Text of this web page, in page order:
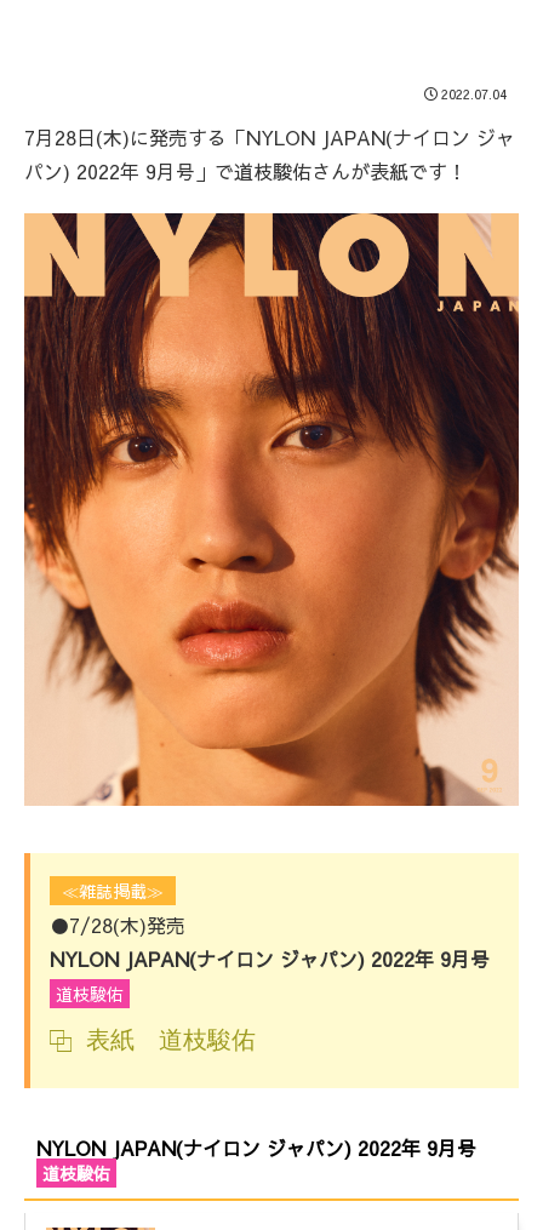
2022.07.04
7月28日(木)に発売する「NYLON JAPAN(ナイロン ジャ
パン) 2022年 9月号」で道枝駿佑さんが表紙です！
≪雑誌掲載≫
●7/28(木)発売
NYLON JAPAN(ナイロン ジャパン) 2022年 9月号
道枝駿佑
表紙 道枝駿佑
NYLON JAPAN(ナイロン ジャパン) 2022年 9月号
道枝駿佑